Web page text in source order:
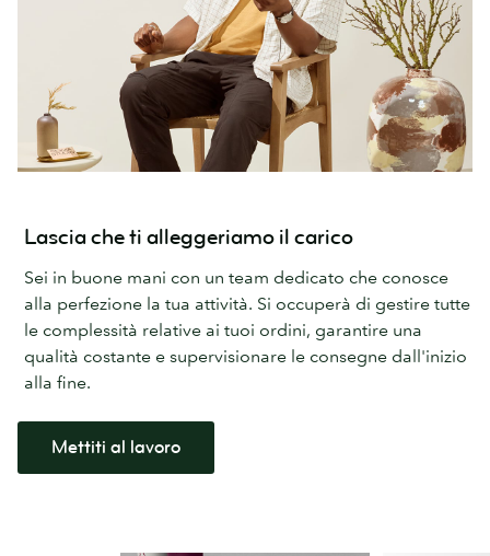
Lascia che ti alleggeriamo il carico
Sei in buone mani con un team dedicato che conosce
alla perfezione la tua attività. Si occuperà di gestire tutte
le complessità relative ai tuoi ordini, garantire una
qualità costante e supervisionare le consegne dall'inizio
alla fine.
Mettiti al lavoro